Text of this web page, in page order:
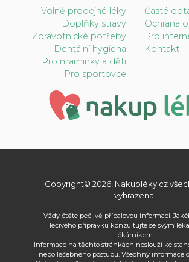
Volně prodejné léky
Doplňky stravy
Zdravotnické potřeby
Dentální hygiena
Pro maminky a děti
Pro sportovce
Časté
Ochrana
Pro
Kontakt
Copyright© 2026, Nakupléky.cz
vyhrazena.
Vždy čtěte pečlivě příbalovou informaci.
léčivého přípravku konzultujte se svým
lékárníkem.
Informace na těchto stránkách neslouží ke
nebo léčebného postupu. Všechny informace